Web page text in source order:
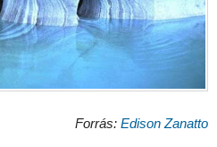
Forrás: Edison Zanatto